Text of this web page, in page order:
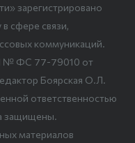
зарегистрировано
сфере связи,
коммуникаций.
№ ФС 77-79010 от
Боярская О.Л.
ответственностью
защищены.
материалов